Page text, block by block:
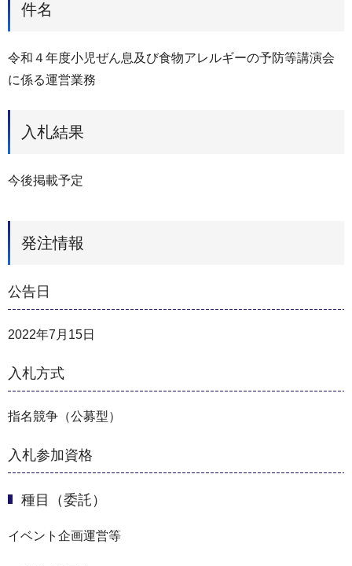
件名
令和４年度小児ぜん息及び食物アレルギーの予防等講演会
に係る運営業務
入札結果
今後掲載予定
発注情報
公告日
2022年7月15日
入札方式
指名競争（公募型）
入札参加資格
種目（委託）
イベント企画運営等